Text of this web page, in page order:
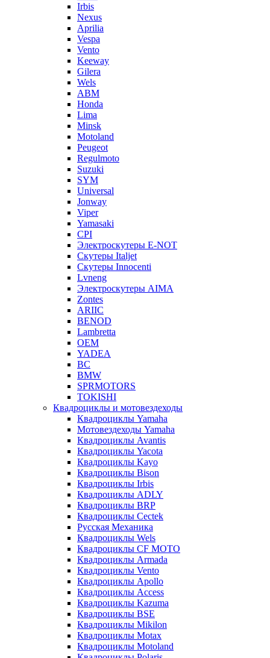
Irbis
Nexus
Aprilia
Vespa
Vento
Keeway
Gilera
Wels
ABM
Honda
Lima
Minsk
Motoland
Peugeot
Regulmoto
Suzuki
SYM
Universal
Jonway
Viper
Yamasaki
CPI
Электроскутеры E-NOT
Скутеры Italjet
Скутеры Innocenti
Lvneng
Электроскутеры AIMA
Zontes
ARIIC
BENOD
Lambretta
OEM
YADEA
BC
BMW
SPRMOTORS
TOKISHI
Квадроциклы и мотовездеходы
Квадроциклы Yamaha
Мотовездеходы Yamaha
Квадроциклы Avantis
Квадроциклы Yacota
Квадроциклы Kayo
Квадроциклы Bison
Квадроциклы Irbis
Квадроциклы ADLY
Квадроциклы BRP
Квадроциклы Cectek
Русская Механика
Квадроциклы Wels
Квадроциклы CF MOTO
Квадроциклы Armada
Квадроциклы Vento
Квадроциклы Apollo
Квадроциклы Access
Квадроциклы Kazuma
Квадроциклы BSE
Квадроциклы Mikilon
Квадроциклы Motax
Квадроциклы Motoland